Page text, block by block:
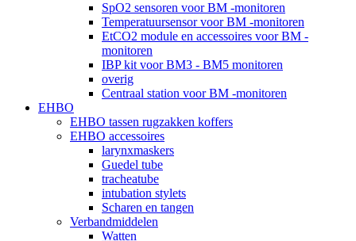
SpO2 sensoren voor BM -monitoren
Temperatuursensor voor BM -monitoren
EtCO2 module en accessoires voor BM -
monitoren
IBP kit voor BM3 - BM5 monitoren
overig
Centraal station voor BM -monitoren
EHBO
EHBO tassen rugzakken koffers
EHBO accessoires
larynxmaskers
Guedel tube
tracheatube
intubation stylets
Scharen en tangen
Verbandmiddelen
Watten